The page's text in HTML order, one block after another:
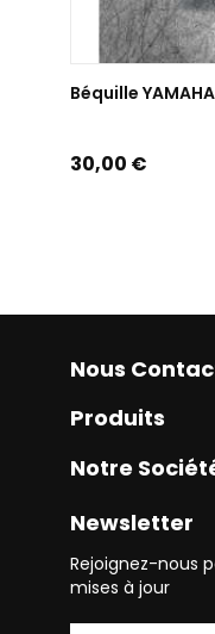
AJOUTER
Béquille
Prix
30,00 €
Nous
Produits
Notre
Newsletter
Rejoignez-nous
mises à jour